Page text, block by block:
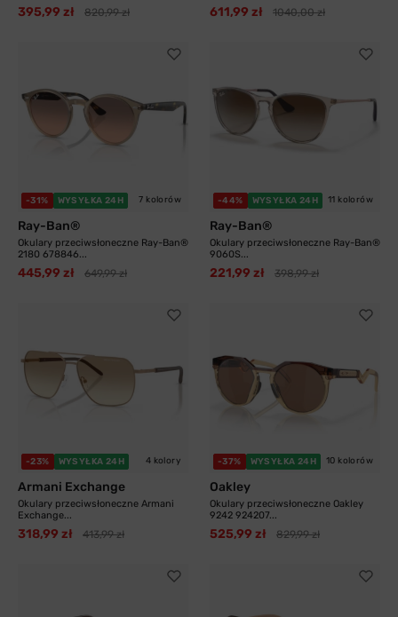
395,99 zł 820,99 zł 611,99 zł 1040,00 zł
-31% WYSYŁKA 24H 7 kolorów
Ray-Ban®
Okulary przeciwsłoneczne Ray-Ban®
2180 678846...
445,99 zł 649,99 zł
-44% WYSYŁKA 24H 11 kolorów
Ray-Ban®
Okulary przeciwsłoneczne Ray-Ban®
9060S...
221,99 zł 398,99 zł
-23% WYSYŁKA 24H 4 kolory
Armani Exchange
Okulary przeciwsłoneczne Armani
Exchange...
318,99 zł 413,99 zł
-37% WYSYŁKA 24H 10 kolorów
Oakley
Okulary przeciwsłoneczne Oakley
9242 924207...
525,99 zł 829,99 zł